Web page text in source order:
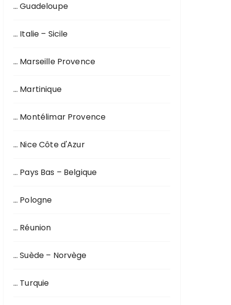
… Guadeloupe
… Italie – Sicile
… Marseille Provence
… Martinique
… Montélimar Provence
… Nice Côte d'Azur
… Pays Bas – Belgique
… Pologne
… Réunion
… Suède – Norvège
… Turquie